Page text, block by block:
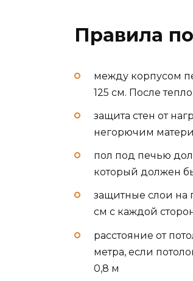
Правила
между корпусом
125 см. После
защита стен от
негорючим
пол под печью
который должен
защитные слои на
см с каждой
расстояние от
метра, если
0,8 м